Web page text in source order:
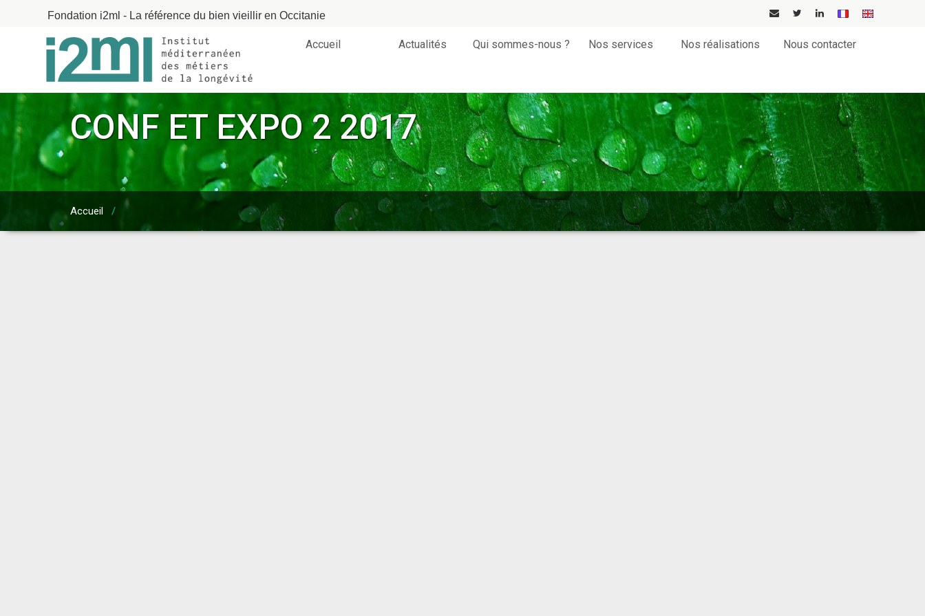
Fondation i2ml - La référence du bien vieillir en Occitanie
Accueil Actualités Qui sommes-nous ? Nos services Nos réalisations Nous contacter
CONF ET EXPO 2 2017
Accueil /